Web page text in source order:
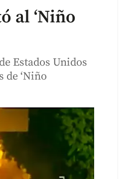
al ‘Niño
Estados Unidos
de ‘Niño